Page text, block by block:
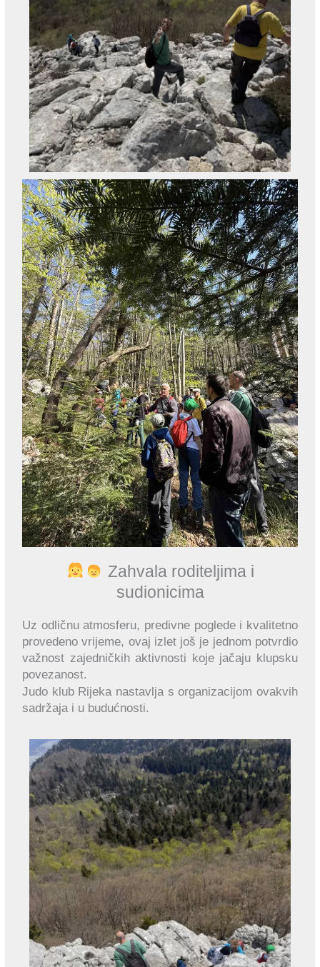
Zahvala roditeljima i
sudionicima
Uz odličnu atmosferu, predivne poglede i kvalitetno
provedeno vrijeme, ovaj izlet još je jednom potvrdio
važnost zajedničkih aktivnosti koje jačaju klupsku
povezanost.
Judo klub Rijeka nastavlja s organizacijom ovakvih
sadržaja i u budućnosti.